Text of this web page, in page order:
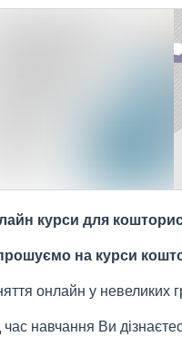
курси для
на курси
онлайн у невеликих
час навчання Ви